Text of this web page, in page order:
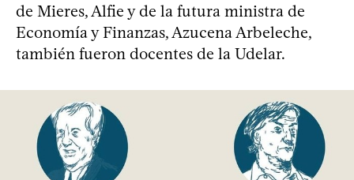
de Mieres, Alfie y de la futura ministra de
Economía y Finanzas, Azucena Arbeleche,
también fueron docentes de la Udelar.